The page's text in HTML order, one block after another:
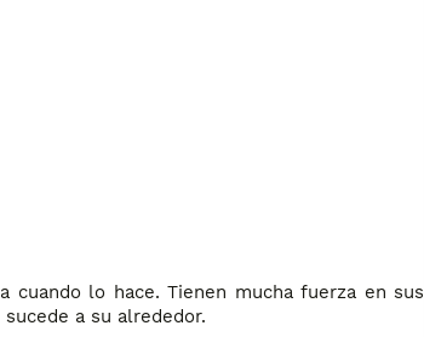
cuando lo hace. Tienen mucha fuerza en sus
a su alrededor.